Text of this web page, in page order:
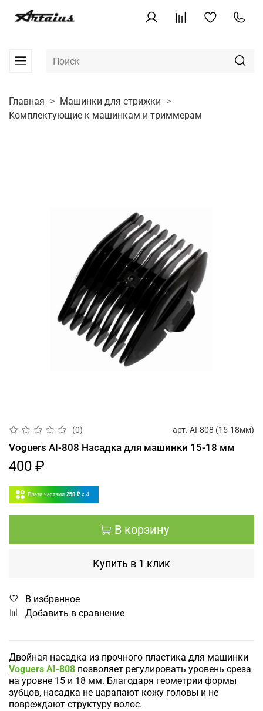
Главная
Машинки для стрижки
Комплектующие к машинкам и триммерам
(0) арт. AI-808 (15-18мм)
Voguers AI-808 Насадка для машинки 15-18 мм
400 ₽
Плати частями 250 ₽ x 4
В корзину
Купить в 1 клик
В избранное
Добавить в сравнение
Двойная насадка из прочного пластика для машинки
Voguers AI-808 позволяет регулировать уровень среза
на уровне 15 и 18 мм. Благодаря геометрии формы
зубцов, насадка не царапают кожу головы и не
повреждают структуру волос.